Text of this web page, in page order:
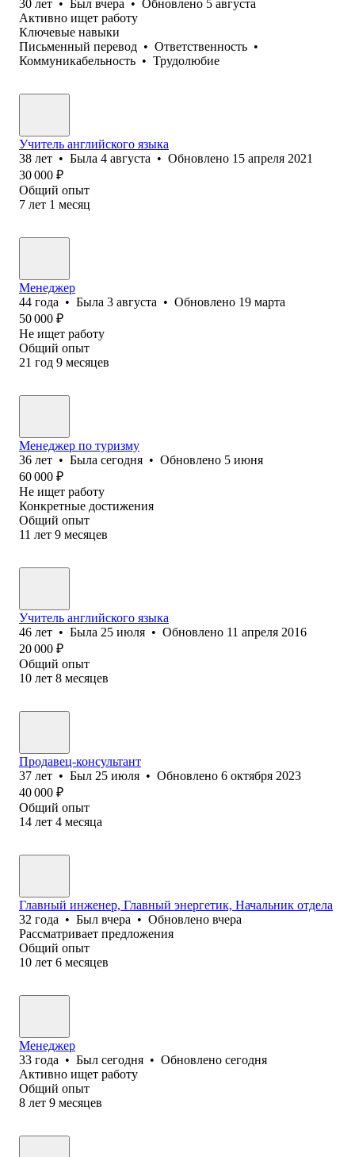
30 лет • Был вчера • Обновлено 5 августа
Активно ищет работу
Ключевые навыки
Письменный перевод • Ответственность •
Коммуникабельность • Трудолюбие
Учитель английского языка
38 лет • Была 4 августа • Обновлено 15 апреля 2021
30 000 ₽
Общий опыт
7 лет 1 месяц
Менеджер
44 года • Была 3 августа • Обновлено 19 марта
50 000 ₽
Не ищет работу
Общий опыт
21 год 9 месяцев
Менеджер по туризму
36 лет • Была сегодня • Обновлено 5 июня
60 000 ₽
Не ищет работу
Конкретные достижения
Общий опыт
11 лет 9 месяцев
Учитель английского языка
46 лет • Была 25 июля • Обновлено 11 апреля 2016
20 000 ₽
Общий опыт
10 лет 8 месяцев
Продавец-консультант
37 лет • Был 25 июля • Обновлено 6 октября 2023
40 000 ₽
Общий опыт
14 лет 4 месяца
Главный инженер, Главный энергетик, Начальник отдела
32 года • Был вчера • Обновлено вчера
Рассматривает предложения
Общий опыт
10 лет 6 месяцев
Менеджер
33 года • Был сегодня • Обновлено сегодня
Активно ищет работу
Общий опыт
8 лет 9 месяцев